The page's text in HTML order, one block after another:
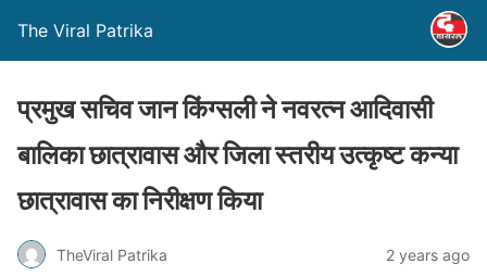
The Viral Patrika
प्रमुख सचिव जान किंग्सली ने नवरत्न आदिवासी
बालिका छात्रावास और जिला स्तरीय उत्कृष्ट कन्या
छात्रावास का निरीक्षण किया
TheViral Patrika 2 years ago